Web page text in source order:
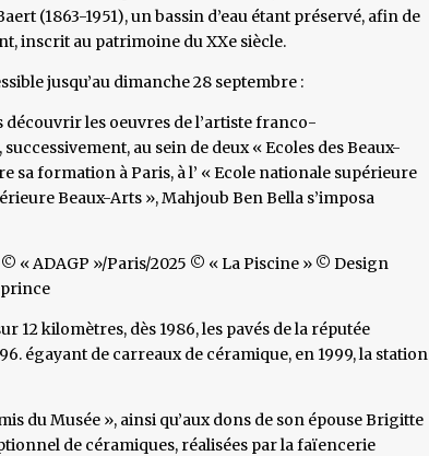
(1863-1951), un bassin d’eau étant préservé, afin de
inscrit au patrimoine du XXe siècle.
jusqu’au dimanche 28 septembre :
découvrir les oeuvres de l’artiste franco-
au sein de deux « Ecoles des Beaux-
sa formation à Paris, à l’ « Ecole nationale supérieure
Beaux-Arts », Mahjoub Ben Bella s’imposa
« ADAGP »/Paris/2025 © « La Piscine » © Design
12 kilomètres, dès 1986, les pavés de la réputée
égayant de carreaux de céramique, en 1999, la station
du Musée », ainsi qu’aux dons de son épouse Brigitte
de céramiques, réalisées par la faïencerie